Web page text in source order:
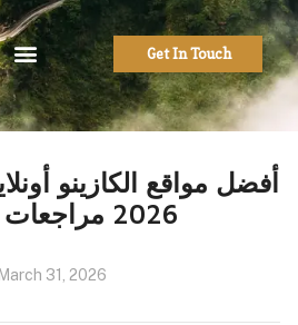
Get In Touch
أفضل مواقع الكازينو
2026 مراجعات موثوقة
March 31, 2026